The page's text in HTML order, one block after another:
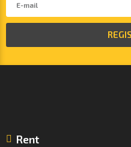
Rent